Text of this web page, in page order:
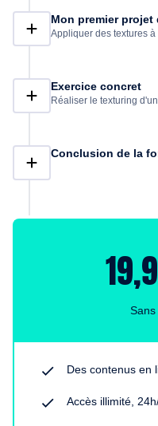
l'issue de cette
réussite. N'hésitez plus et
Mon premier projet
Appliquer des textures
Exercice concret
Réaliser le texturing
Conclusion de la
Sans
Des contenus en
Accès illimité,